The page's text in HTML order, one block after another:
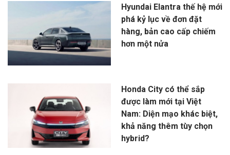
Hyundai Elantra thế hệ mới
phá kỷ lục về đơn đặt
hàng, bản cao cấp chiếm
hơn một nửa
Honda City có thể sắp
được làm mới tại Việt
Nam: Diện mạo khác biệt,
khả năng thêm tùy chọn
hybrid?